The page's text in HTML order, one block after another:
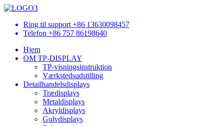
Ring til support +86 13630098457
Telefon +86 757 86198640
Hjem
OM TP-DISPLAY
TP-visningsinstruktion
Værkstedsudstilling
Detailhandelsdisplays
Trædisplays
Metaldisplays
Akryldisplays
Gulvdisplays